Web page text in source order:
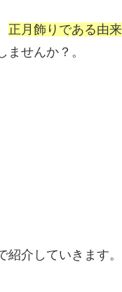
正月飾りである由
せんか？。
介していきます。